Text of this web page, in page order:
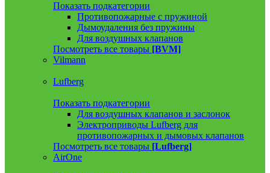
Показать подкатегории
Противопожарные с пружиной
Дымоудаления без пружины
Для воздушных клапанов
Посмотреть все товары [BVM]
Vilmann
Lufberg
Показать подкатегории
Для воздушных клапанов и заслонок
Электроприводы Lufberg для
противопожарных и дымовых клапанов
Посмотреть все товары [Lufberg]
AirOne